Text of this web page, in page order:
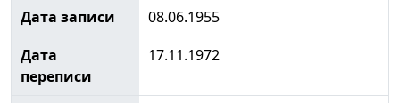
Дата записи
08.06.1955
Дата
переписи
17.11.1972